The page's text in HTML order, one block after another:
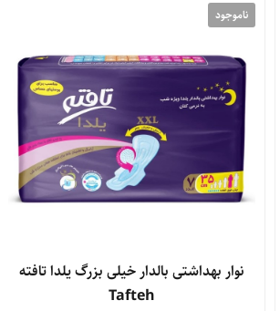
ناموجود
نوار بهداشتی بالدار خیلی بزرگ یلدا تافته
Tafteh